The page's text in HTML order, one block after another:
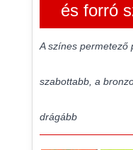
és forró
A színes permetező
szabottabb, a
drágább